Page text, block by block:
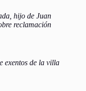
hijo de Juan
reclamación
exentos de la villa